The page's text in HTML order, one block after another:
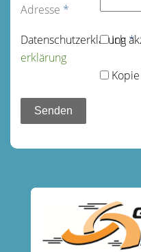
Adresse *
Datenschutz­erklärung*
Ich
erklärung